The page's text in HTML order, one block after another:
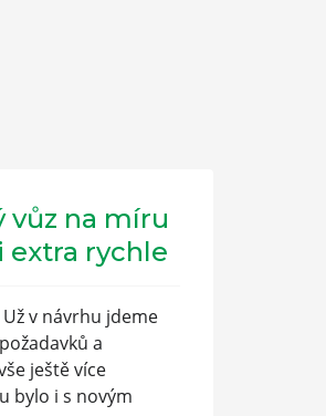
vůz na míru
extra rychle
v návrhu jdeme
a
ještě více
bylo i s novým